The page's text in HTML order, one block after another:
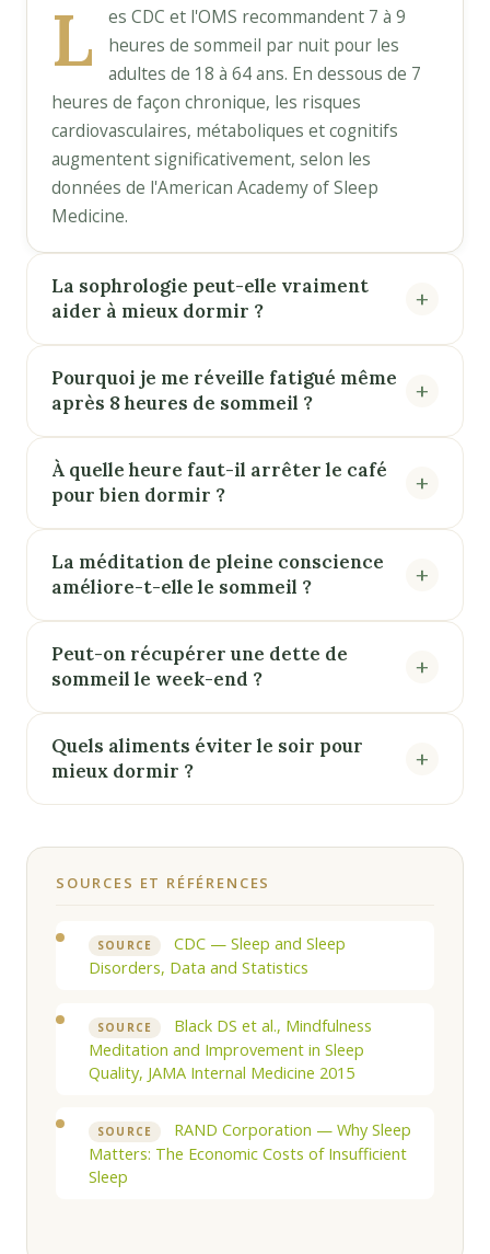
L
es CDC et l'OMS recommandent 7 à 9
heures de sommeil par nuit pour les
adultes de 18 à 64 ans. En dessous de 7
heures de façon chronique, les risques
cardiovasculaires, métaboliques et cognitifs
augmentent significativement, selon les
données de l'American Academy of Sleep
Medicine.
La sophrologie peut-elle vraiment
aider à mieux dormir ?
Pourquoi je me réveille fatigué même
après 8 heures de sommeil ?
À quelle heure faut-il arrêter le café
pour bien dormir ?
La méditation de pleine conscience
améliore-t-elle le sommeil ?
Peut-on récupérer une dette de
sommeil le week-end ?
Quels aliments éviter le soir pour
mieux dormir ?
SOURCES ET RÉFÉRENCES
SOURCE
CDC — Sleep and Sleep
Disorders, Data and Statistics
SOURCE
Black DS et al., Mindfulness
Meditation and Improvement in Sleep
Quality, JAMA Internal Medicine 2015
SOURCE
RAND Corporation — Why Sleep
Matters: The Economic Costs of Insufficient
Sleep